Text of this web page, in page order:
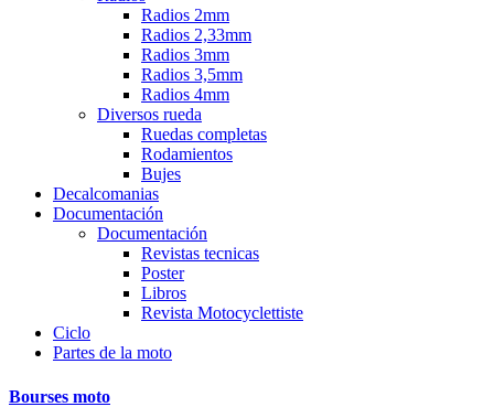
Radios 2mm
Radios 2,33mm
Radios 3mm
Radios 3,5mm
Radios 4mm
Diversos rueda
Ruedas completas
Rodamientos
Bujes
Decalcomanias
Documentación
Documentación
Revistas tecnicas
Poster
Libros
Revista Motocyclettiste
Ciclo
Partes de la moto
Bourses moto